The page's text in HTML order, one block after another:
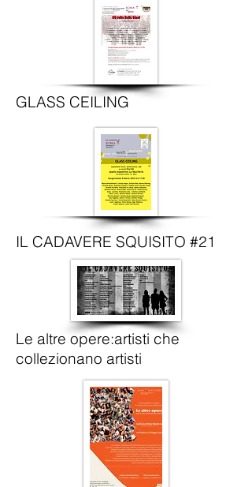
GLASS CEILING
IL CADAVERE SQUISITO #21
Le altre opere:artisti che
collezionano artisti